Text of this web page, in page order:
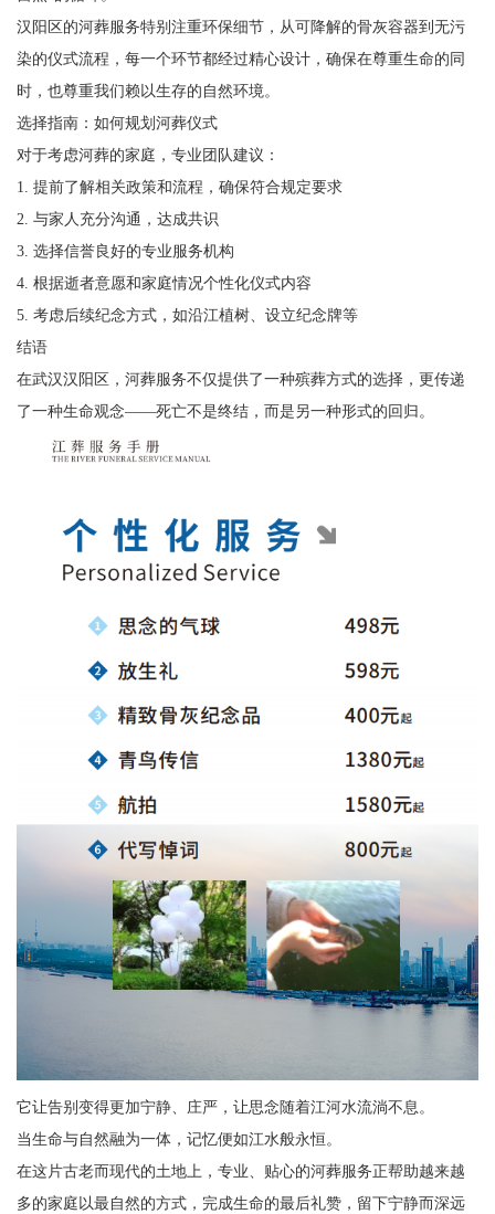
汉阳区的河葬服务特别注重环保细节，从可降解的骨灰容器到无污
染的仪式流程，每一个环节都经过精心设计，确保在尊重生命的同
时，也尊重我们赖以生存的自然环境。
选择指南：如何规划河葬仪式
对于考虑河葬的家庭，专业团队建议：
1. 提前了解相关政策和流程，确保符合规定要求
2. 与家人充分沟通，达成共识
3. 选择信誉良好的专业服务机构
4. 根据逝者意愿和家庭情况个性化仪式内容
5. 考虑后续纪念方式，如沿江植树、设立纪念牌等
结语
在武汉汉阳区，河葬服务不仅提供了一种殡葬方式的选择，更传递
了一种生命观念——死亡不是终结，而是另一种形式的回归。
它让告别变得更加宁静、庄严，让思念随着江河水流淌不息。
当生命与自然融为一体，记忆便如江水般永恒。
在这片古老而现代的土地上，专业、贴心的河葬服务正帮助越来越
多的家庭以最自然的方式，完成生命的最后礼赞，留下宁静而深远